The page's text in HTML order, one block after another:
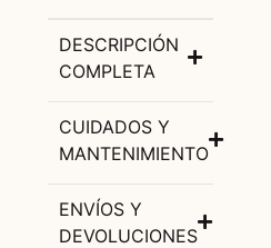
DESCRIPCIÓN
COMPLETA
CUIDADOS Y
MANTENIMIENTO
ENVÍOS Y
DEVOLUCIONES